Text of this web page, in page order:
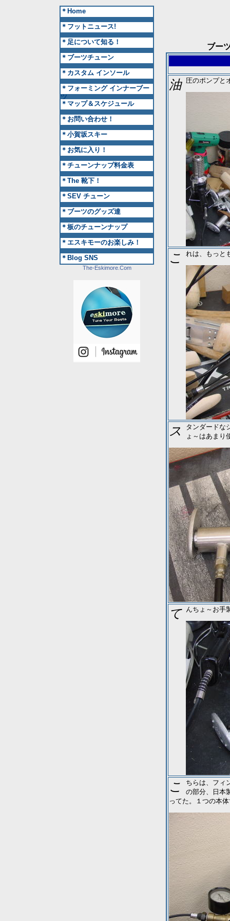
＊home
＊フットニュース!
＊足について知る！
＊ブーツチューン
＊カスタム インソール
＊フォーミング インナーブー
ツ
＊マップ＆スケジュール
＊お問い合わせ！
＊小賀坂スキー
＊お気に入り！
＊チューンナップ料金表
＊The 靴下！
＊SEV チューン
＊ブーツのグッズ達
＊板のチューンナップ
＊エスキモーのお楽しみ！
＊Blog SNS
The-Eskimore.com
ブー
油圧のポンプ
これは、もっ
スタンダードなシェルポンプのアルミ製のパーツ。単純な幅出しとかに使うかな。てんち ょ～はあまり
てんちょ～お
こちらは、フィンランドからのシンデレラフィットの本体。油圧のポンプの部分。実はこ
の部分、日本
ってた。１つの本